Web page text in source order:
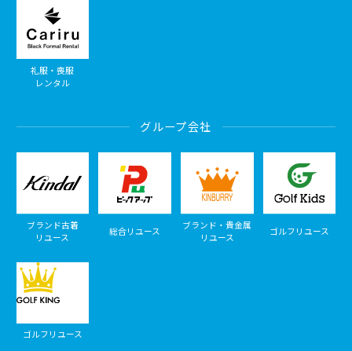
礼服・喪服
レンタル
グループ会社
ブランド古着
リユース
総合リユース
ブランド・貴金属
リユース
ゴルフリユース
ゴルフリユース